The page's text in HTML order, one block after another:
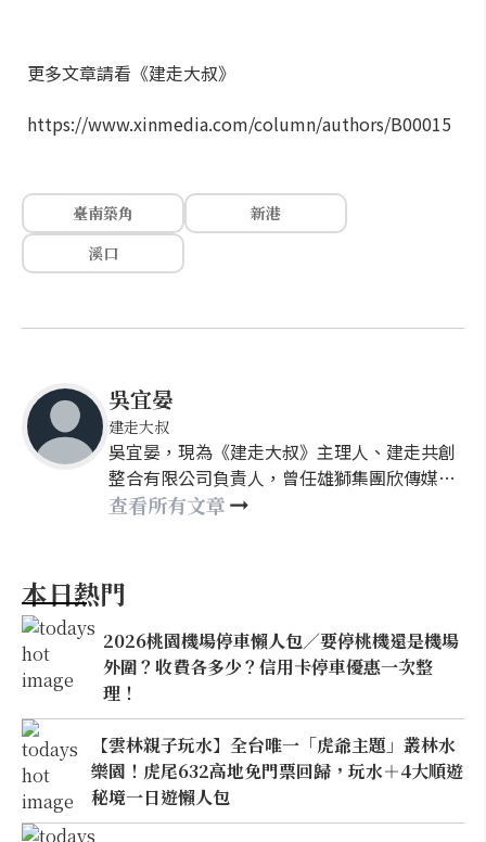
更多文章請看《建走大叔》
https://www.xinmedia.com/column/authors/B00015
臺南築角
新港
溪口
吳宜晏
建走大叔
吳宜晏，現為《建走大叔》主理人、建走共創
整合有限公司負責人，曾任雄獅集團欣傳媒社
群發展部經理&建築社群副總監&欣建築主編
築整合行銷專案之規畫執行工作。
查看所有文章
本日熱門
2026桃園機場停車懶人包／要停桃機還是機場
外圍？收費各多少？信用卡停車優惠一次整
理！
【雲林親子玩水】全台唯一「虎爺主題」叢林水
樂園！虎尾632高地免門票回歸，玩水＋4大順遊
秘境一日遊懶人包